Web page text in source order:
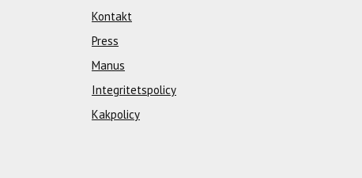
Kontakt
Press
Manus
Integritetspolicy
Kakpolicy